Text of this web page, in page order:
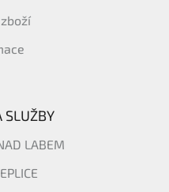
SLUŽBY
LABEM